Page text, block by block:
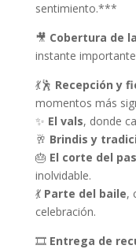
sentimiento.***
🎥 Cobertura de
instante
💃🕺 Recepción y
momentos más
✨ El vals, donde
🥂 Brindis y
🎂 El corte del
inolvidable.
💃 Parte del baile,
celebración.
🎞 Entrega de